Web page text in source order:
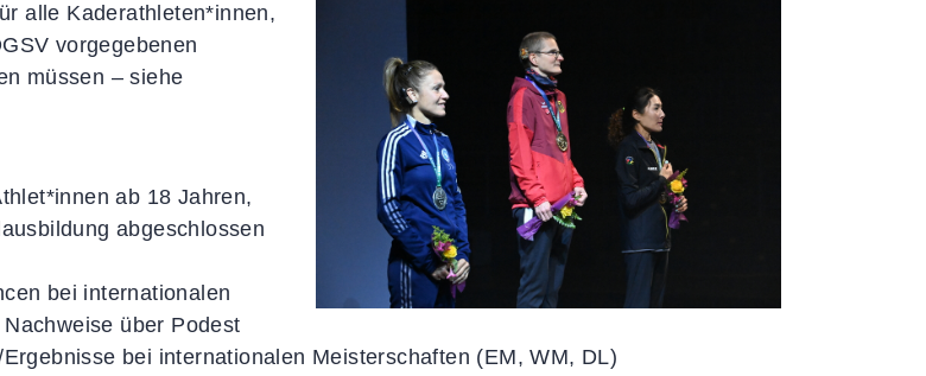
alle Kaderathleten*innen,
vorgegebenen
müssen – siehe
ab 18 Jahren,
abgeschlossen
bei internationalen
über Podest
bei internationalen Meisterschaften (EM, WM, DL)